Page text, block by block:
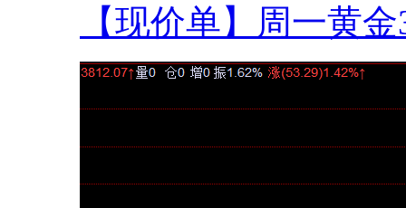
【现价单】周一黄金